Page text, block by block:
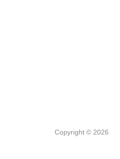
Copyright © 2026